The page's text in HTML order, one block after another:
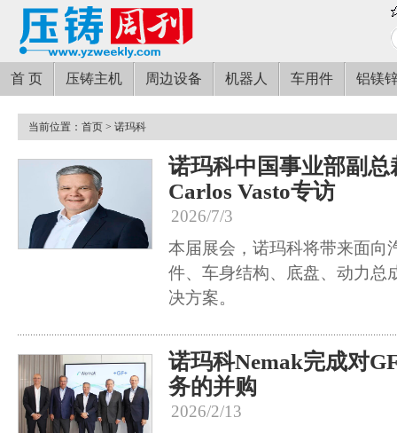
首 页 压铸主机 周边设备 机器人 车用件 铝镁
当前位置： 首页 > 诺玛科
诺玛科中国事业部副
Carlos Vasto专访
2026/7/3
本届展会，诺玛科将带来面向
件、车身结构、底盘、动力总
决方案。
诺玛科Nemak完成对
务的并购
2026/2/13